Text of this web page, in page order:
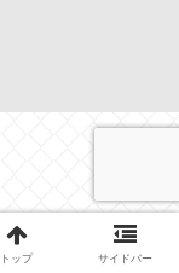
トップ サイドバー